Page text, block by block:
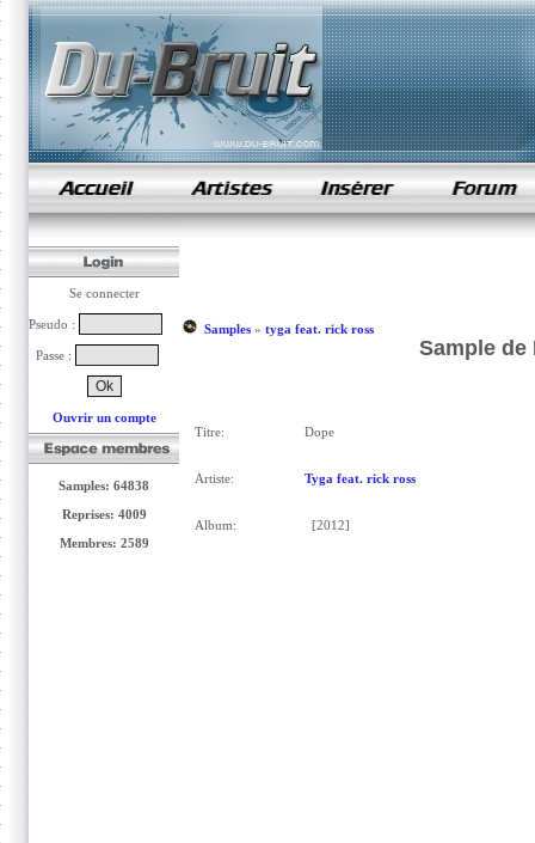
samples de rap
Se connecter
Pseudo :
Passe :
Ouvrir un compte
Samples: 64838
Reprises: 4009
Membres: 2589
Samples» tyga feat. rick ross
Sample de
Titre: Dope
Artiste: Tyga feat. rick ross
Album: [2012]